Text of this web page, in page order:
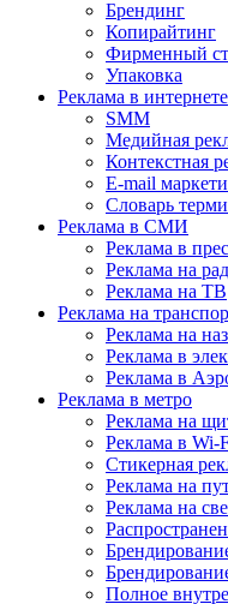
Брендинг
Копирайтинг
Фирменный
Упаковка
Реклама в интернете
SMM
Медийная
Контекстная
E-mail
Словарь
Реклама в СМИ
Реклама в
Реклама на
Реклама на ТВ
Реклама на
Реклама на
Реклама в
Реклама в
Реклама в метро
Реклама на
Реклама в Wi-
Стикерная
Реклама на
Реклама на
Полное